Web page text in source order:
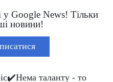
у Google News! Тільки
новини!
таланту - то